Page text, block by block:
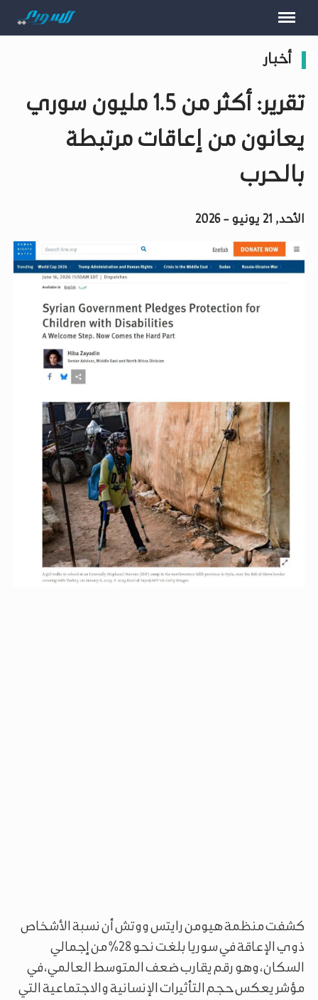
أخبار
تقرير: أكثر من 1.5 مليون سوري
يعانون من إعاقات مرتبطة
بالحرب
الأحد, 21 يونيو - 2026
كشفت منظمة هيومن رايتس ووتش أن نسبة الأشخاص
ذوي الإعاقة في سوريا بلغت نحو 28% من إجمالي
السكان، وهو رقم يقارب ضعف المتوسط العالمي، في
مؤشر يعكس حجم التأثيرات الإنسانية والاجتماعية التي